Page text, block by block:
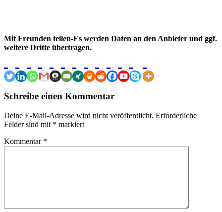
Mit Freunden teilen-Es werden Daten an den Anbieter und ggf.
weitere Dritte übertragen.
Schreibe einen Kommentar
Deine E-Mail-Adresse wird nicht veröffentlicht. Erforderliche
Felder sind mit * markiert
Kommentar *